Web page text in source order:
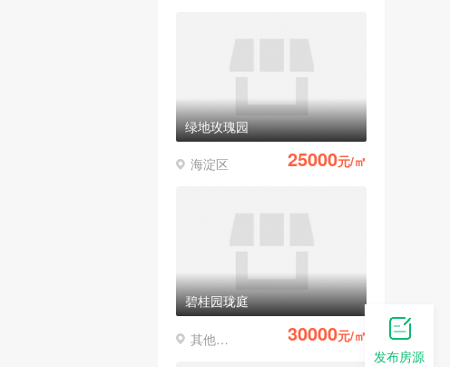
绿地玫瑰园
海淀区 25000元/㎡
碧桂园珑庭
其他区县 30000元/㎡
发布房源